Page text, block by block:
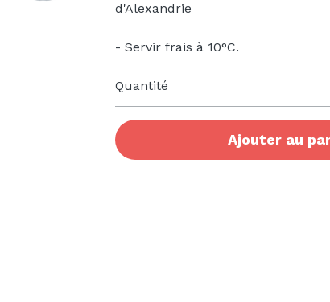
d'Alexandrie
- Servir frais à 10°C.
Quantité
Ajouter au